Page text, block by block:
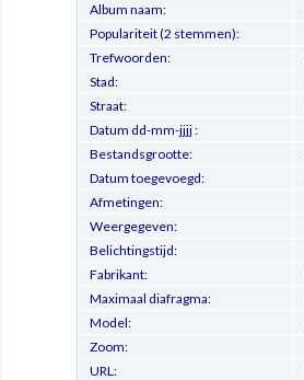
Album naam:
Populariteit (2 stemmen):
Trefwoorden:
Stad:
Straat:
Datum dd-mm-jjjj :
Bestandsgrootte:
Datum toegevoegd:
Afmetingen:
Weergegeven:
Belichtingstijd:
Fabrikant:
Maximaal diafragma:
Model:
Zoom:
URL: